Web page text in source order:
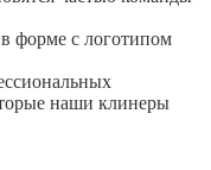
форме с логотипом
наши клинеры